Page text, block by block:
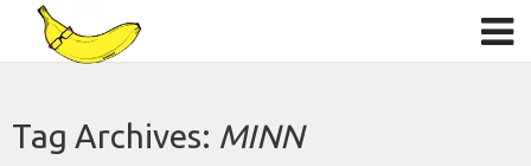
Tag Archives: MINN